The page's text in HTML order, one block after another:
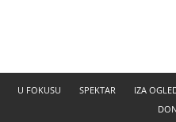
U FOKUSU SPEKTAR IZA